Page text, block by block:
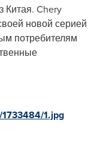
Китая. Chery
новой серией
потребителям
1.jpg